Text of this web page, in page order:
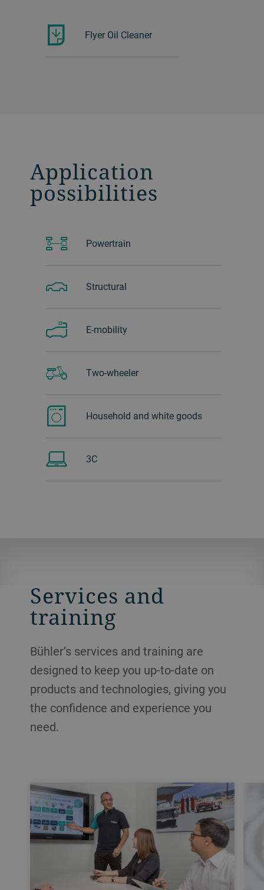
Flyer Oil Cleaner
Application
possibilities
Powertrain
Structural
E-mobility
Two-wheeler
Household and white goods
3C
Services and
training
Bühler’s services and training are
designed to keep you up-to-date on
products and technologies, giving you
the confidence and experience you
need.